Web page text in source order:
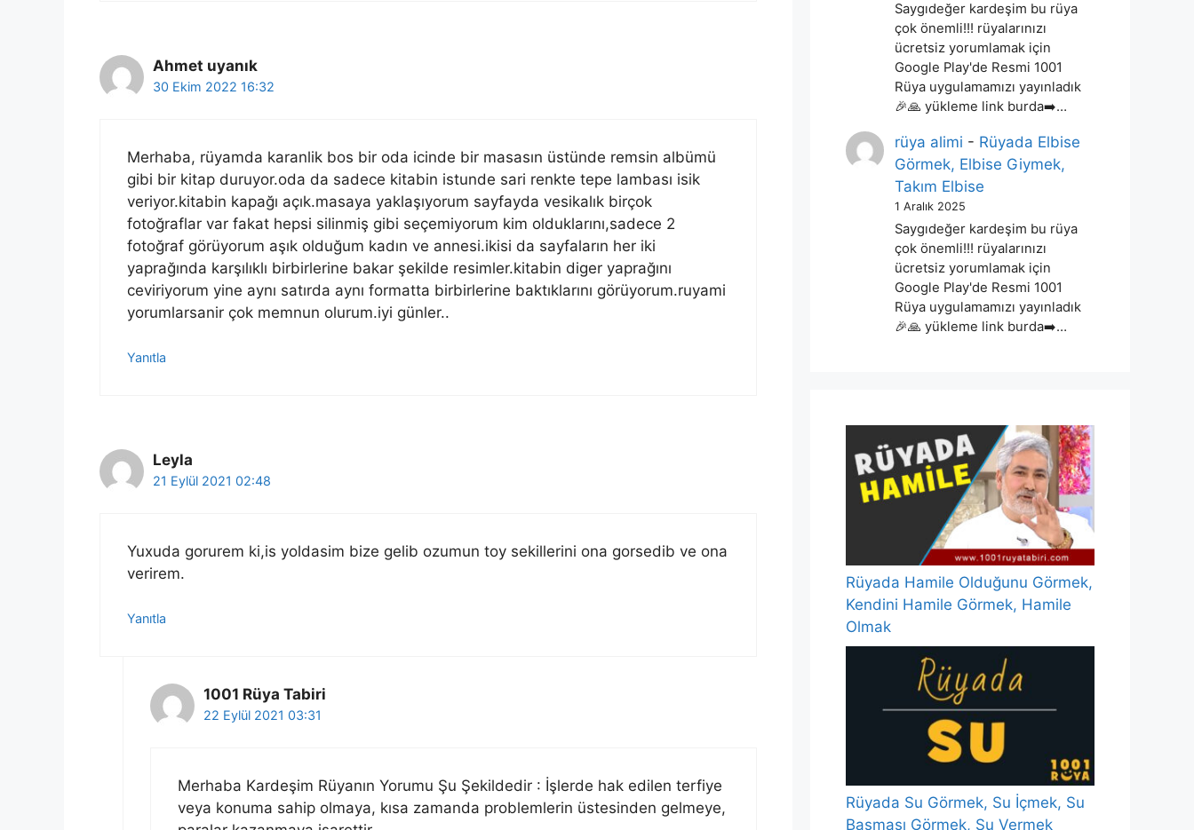
Ahmet uyanık
30 Ekim 2022 16:32
Merhaba, rüyamda karanlik bos bir oda icinde bir masasın üstünde remsin albümü
gibi bir kitap duruyor.oda da sadece kitabin istunde sari renkte tepe lambası isik
veriyor.kitabin kapağı açık.masaya yaklaşıyorum sayfayda vesikalık birçok
fotoğraflar var fakat hepsi silinmiş gibi seçemiyorum kim olduklarını,sadece 2
fotoğraf görüyorum aşık olduğum kadın ve annesi.ikisi da sayfaların her iki
yaprağında karşılıklı birbirlerine bakar şekilde resimler.kitabin diger yaprağını
ceviriyorum yine aynı satırda aynı formatta birbirlerine baktıklarını görüyorum.ruyami
yorumlarsanir çok memnun olurum.iyi günler..
Yanıtla
Leyla
21 Eylül 2021 02:48
Yuxuda gorurem ki,is yoldasim bize gelib ozumun toy sekillerini ona gorsedib ve ona
verirem.
Yanıtla
1001 Rüya Tabiri
22 Eylül 2021 03:31
Merhaba Kardeşim Rüyanın Yorumu Şu Şekildedir : İşlerde hak edilen terfiye
veya konuma sahip olmaya, kısa zamanda problemlerin üstesinden gelmeye,
Saygıdeğer kardeşim bu rüya
çok önemli!!! rüyalarınızı
ücretsiz yorumlamak için
Google Play'de Resmi 1001
Rüya uygulamamızı yayınladık
🎉🙏 yükleme link burda➡️…
rüya alimi - Rüyada Elbise
Görmek, Elbise Giymek,
Takım Elbise
1 Aralık 2025
Saygıdeğer kardeşim bu rüya
çok önemli!!! rüyalarınızı
ücretsiz yorumlamak için
Google Play'de Resmi 1001
Rüya uygulamamızı yayınladık
🎉🙏 yükleme link burda➡️…
Rüyada Hamile Olduğunu Görmek,
Kendini Hamile Görmek, Hamile
Olmak
Rüyada Su Görmek, Su İçmek, Su
Basması Görmek, Su Vermek